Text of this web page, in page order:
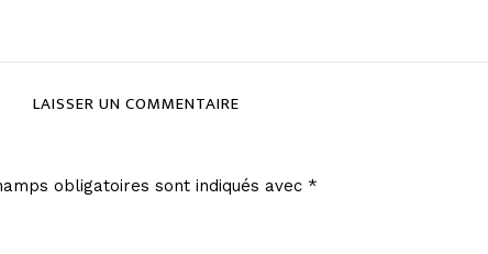
LAISSER UN COMMENTAIRE
obligatoires sont indiqués avec *